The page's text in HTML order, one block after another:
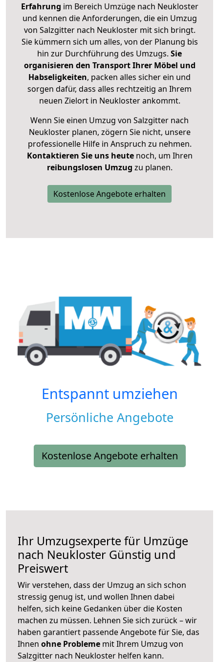
Erfahrung im Bereich Umzüge nach Neukloster
und kennen die Anforderungen, die ein Umzug
von Salzgitter nach Neukloster mit sich bringt.
Sie kümmern sich um alles, von der Planung bis
hin zur Durchführung des Umzugs. Sie
organisieren den Transport Ihrer Möbel und
Habseligkeiten, packen alles sicher ein und
sorgen dafür, dass alles rechtzeitig an Ihrem
neuen Zielort in Neukloster ankommt.
Wenn Sie einen Umzug von Salzgitter nach
Neukloster planen, zögern Sie nicht, unsere
professionelle Hilfe in Anspruch zu nehmen.
Kontaktieren Sie uns heutenoch, um Ihren
reibungslosen Umzug zu planen.
Kostenlose Angebote erhalten
Entspannt umziehen
Persönliche Angebote
Kostenlose Angebote erhalten
Ihr Umzugsexperte für Umzüge
nach Neukloster Günstig und
Preiswert
Wir verstehen, dass der Umzug an sich schon
stressig genug ist, und wollen Ihnen dabei
helfen, sich keine Gedanken über die Kosten
machen zu müssen. Lehnen Sie sich zurück – wir
haben garantiert passende Angebote für Sie, das
Ihnen ohne Probleme mit Ihrem Umzug von
Salzgitter nach Neukloster helfen kann.